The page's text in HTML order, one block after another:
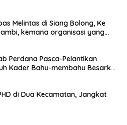
Melintas di Siang Bolong, Ke
kemana organisasi yang
Perdana Pasca-Pelantikan
Kader Bahu-membahu Besarkan
di Dua Kecamatan, Jangkat